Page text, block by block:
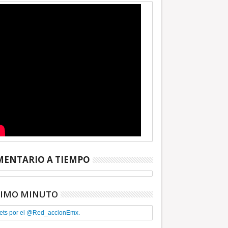
A TIEMPO
MINUTO
por el @Red_accionEmx.